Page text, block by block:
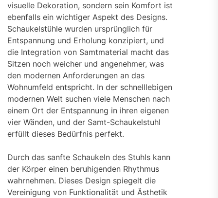
visuelle Dekoration, sondern sein Komfort ist
ebenfalls ein wichtiger Aspekt des Designs.
Schaukelstühle wurden ursprünglich für
Entspannung und Erholung konzipiert, und
die Integration von Samtmaterial macht das
Sitzen noch weicher und angenehmer, was
den modernen Anforderungen an das
Wohnumfeld entspricht. In der schnelllebigen
modernen Welt suchen viele Menschen nach
einem Ort der Entspannung in ihren eigenen
vier Wänden, und der Samt-Schaukelstuhl
erfüllt dieses Bedürfnis perfekt.
Durch das sanfte Schaukeln des Stuhls kann
der Körper einen beruhigenden Rhythmus
wahrnehmen. Dieses Design spiegelt die
Vereinigung von Funktionalität und Ästhetik